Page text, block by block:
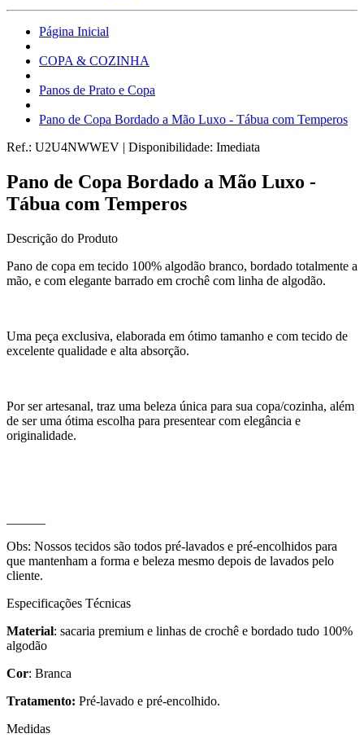
Página Inicial
COPA & COZINHA
Panos de Prato e Copa
Pano de Copa Bordado a Mão Luxo - Tábua com Temperos
Ref.: U2U4NWWEV | Disponibilidade: Imediata
Pano de Copa Bordado a Mão Luxo -
Tábua com Temperos
Descrição do Produto
Pano de copa em tecido 100% algodão branco, bordado totalmente a
mão, e com elegante barrado em crochê com linha de algodão.
Uma peça exclusiva, elaborada em ótimo tamanho e com tecido de
excelente qualidade e alta absorção.
Por ser artesanal, traz uma beleza única para sua copa/cozinha, além
de ser uma ótima escolha para presentear com elegância e
originalidade.
Obs: Nossos tecidos são todos pré-lavados e pré-encolhidos para
que mantenham a forma e beleza mesmo depois de lavados pelo
cliente.
Especificações Técnicas
Material: sacaria premium e linhas de crochê e bordado tudo 100%
algodão
Cor: Branca
Tratamento: Pré-lavado e pré-encolhido.
Medidas